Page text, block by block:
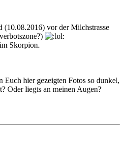
(10.08.2016) vor der Milchstrasse
Skorpion.
hier gezeigten Fotos so dunkel,
Oder liegts an meinen Augen?